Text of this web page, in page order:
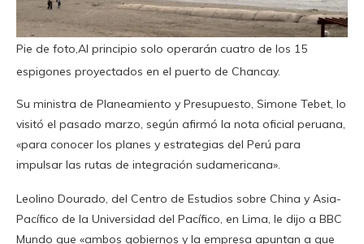
Pie de foto,Al principio solo operarán cuatro de los 15
espigones proyectados en el puerto de Chancay.
Su ministra de Planeamiento y Presupuesto, Simone Tebet, lo
visitó el pasado marzo, según afirmó la nota oficial peruana,
«para conocer los planes y estrategias del Perú para
impulsar las rutas de integración sudamericana».
Leolino Dourado, del Centro de Estudios sobre China y Asia-
Pacífico de la Universidad del Pacífico, en Lima, le dijo a BBC
Mundo que «ambos gobiernos y la empresa apuntan a que